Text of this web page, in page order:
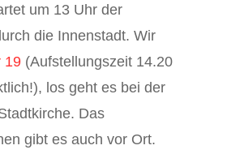
um 13 Uhr der
die Innenstadt. Wir
19(Aufstellungszeit 14.20
los geht es bei der
Das
gibt es auch vor Ort.